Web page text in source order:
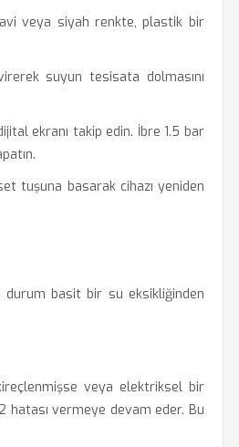
veya siyah renkte, plastik bir
suyun tesisata dolmasını
ekranı takip edin. İbre 1.5 bar
tuşuna basarak cihazı yeniden
durum basit bir su eksikliğinden
veya elektriksel bir
hatası vermeye devam eder. Bu